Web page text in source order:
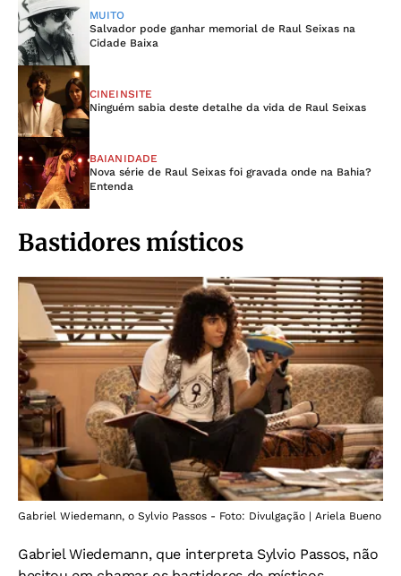
MUITO
Salvador pode ganhar memorial de Raul Seixas na
Cidade Baixa
CINEINSITE
Ninguém sabia deste detalhe da vida de Raul Seixas
BAIANIDADE
Nova série de Raul Seixas foi gravada onde na Bahia?
Entenda
Bastidores místicos
Gabriel Wiedemann, o Sylvio Passos - Foto: Divulgação | Ariela Bueno
Gabriel Wiedemann, que interpreta Sylvio Passos, não